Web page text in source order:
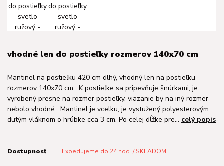
vhodné len do postieľky rozmerov 140x70 cm
Mantinel na postieľku 420 cm dlhý, vhodný len na postieľku
rozmerov 140x70 cm. K postieľke sa pripevňuje šnúrkami, je
vyrobený presne na rozmer postieľky, viazanie by na iný rozmer
nebolo vhodné. Mantinel je vcelku, je vystužený polyesterovým
dutým vláknom o hrúbke cca 3 cm. Po celej dĺžke pre... celý popis
Dostupnosť Expedujeme do 24 hod. / SKLADOM